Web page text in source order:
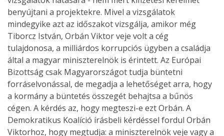
benyújtani a projektekre. Mivel a vizsgálatok
mindegyike azt az időszakot vizsgálja, amikor még
Tiborcz István, Orbán Viktor veje volt a cég
tulajdonosa, a milliárdos korrupciós ügyben a családja
által a magyar miniszterelnök is érintett. Az Európai
Bizottság csak Magyarországot tudja büntetni
forráselvonással, de megadja a lehetőséget arra, hogy
a kormány a büntetés összegét behajtsa a bűnös
cégen. A kérdés az, hogy megteszi-e ezt Orbán. A
Demokratikus Koalíció írásbeli kérdéssel fordul Orbán
Viktorhoz, hogy megtudja: a miniszterelnök veje vagy a